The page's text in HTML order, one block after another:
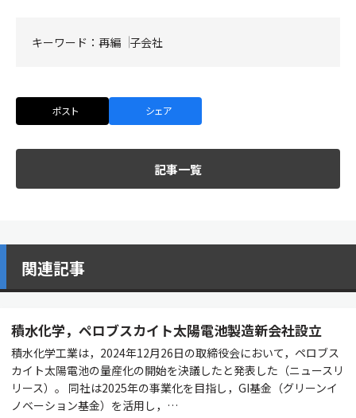
キーワード： 再編 子会社
ポスト シェア
記事一覧
関連記事
積水化学，ペロブスカイト太陽電池製造新会社設立
積水化学工業は，2024年12月26日の取締役会において，ペロブス
カイト太陽電池の量産化の開始を決議したと発表した（ニュースリ
リース）。 同社は2025年の事業化を目指し，GI基金（グリーンイ
ノベーション基金）を活用し，…